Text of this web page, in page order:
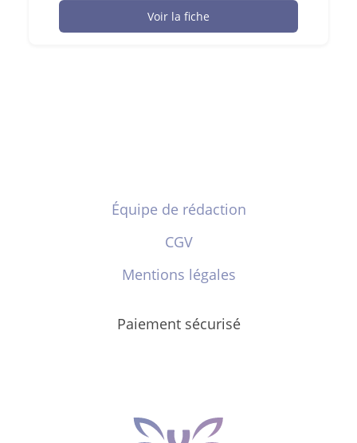
Voir la fiche
Équipe de rédaction
CGV
Mentions légales
Paiement sécurisé